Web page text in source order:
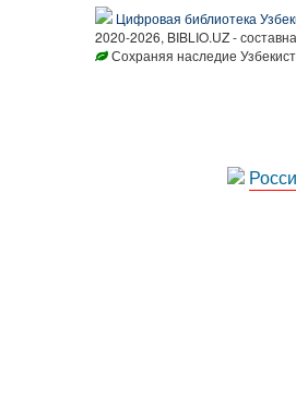
Цифровая библиотека
2020-2026, BIBLIO.UZ -
Сохраняя наследие